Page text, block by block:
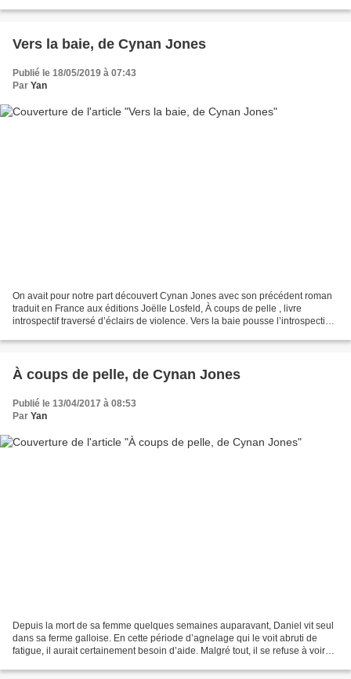
Vers la baie, de Cynan Jones
Publié le 18/05/2019 à 07:43
Par Yan
On avait pour notre part découvert Cynan Jones avec son précédent roman
traduit en France aux éditions Joëlle Losfeld, À coups de pelle , livre
introspectif traversé d’éclairs de violence. Vers la baie pousse l’introspection
À coups de pelle, de Cynan Jones
Publié le 13/04/2017 à 08:53
Par Yan
Depuis la mort de sa femme quelques semaines auparavant, Daniel vit seul
dans sa ferme galloise. En cette période d’agnelage qui le voit abruti de
fatigue, il aurait certainement besoin d’aide. Malgré tout, il se refuse à voir